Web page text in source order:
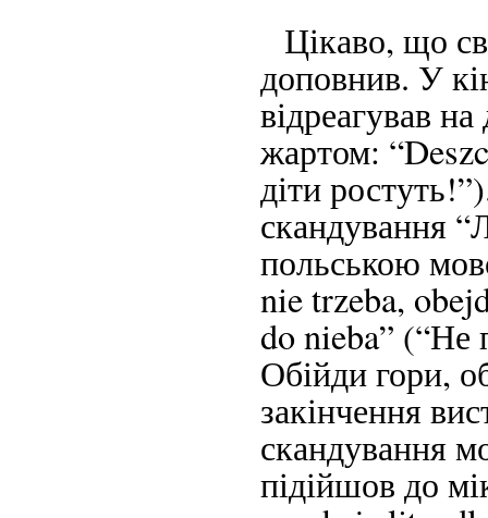
Цікаво, що
доповнив. У
відреагував
жартом:
діти
скандування
польською
nie trzeba,
do nieba” (“Не
Обійди гори,
закінчення
скандування
підійшов до